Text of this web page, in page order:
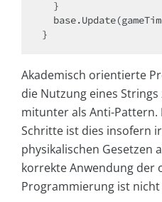
}
Akademisch orientierte
die Nutzung eines
mitunter als Anti-Pattern.
Schritte ist dies insofern
physikalischen Gesetzen
korrekte Anwendung der
Programmierung ist nicht